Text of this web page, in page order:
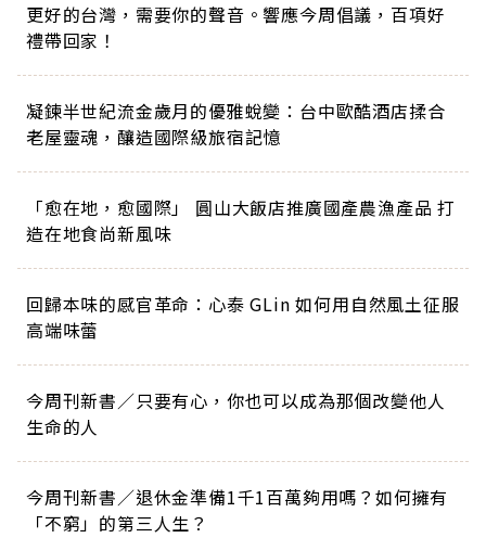
更好的台灣，需要你的聲音。響應今周倡議，百項好
禮帶回家！
凝鍊半世紀流金歲月的優雅蛻變：台中歐酷酒店揉合
老屋靈魂，釀造國際級旅宿記憶
「愈在地，愈國際」 圓山大飯店推廣國產農漁產品 打
造在地食尚新風味
回歸本味的感官革命：心泰 GLin 如何用自然風土征服
高端味蕾
今周刊新書／只要有心，你也可以成為那個改變他人
生命的人
今周刊新書／退休金準備1千1百萬夠用嗎？如何擁有
「不窮」的第三人生？